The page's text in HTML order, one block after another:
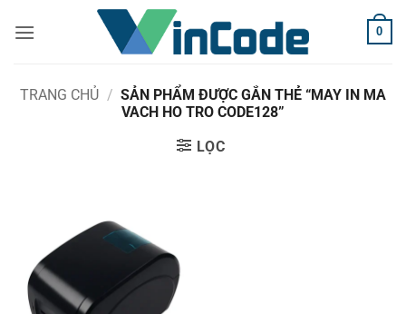
qua
0
TRANG CHỦ / SẢN PHẨM ĐƯỢC GẮN THẺ “MAY IN MA
VACH HO TRO CODE128”
LỌC